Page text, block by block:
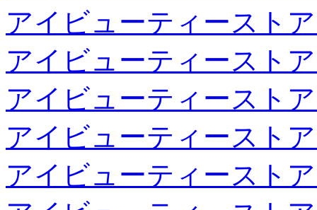
アイビューティースト
アイビューティースト
アイビューティースト
アイビューティースト
アイビューティースト